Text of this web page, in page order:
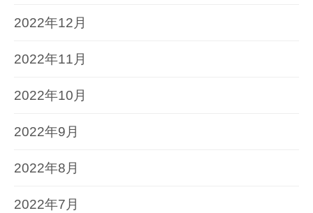
2022年12月
2022年11月
2022年10月
2022年9月
2022年8月
2022年7月